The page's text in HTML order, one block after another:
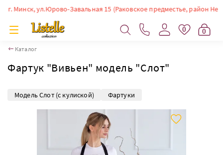
Минск, ул.Юрово-Завальная 15 (Раковское предместье, район
0 0
Каталог
Фартук "Вивьен" модель "Слот"
Модель Слот (с кулиской) Фартуки